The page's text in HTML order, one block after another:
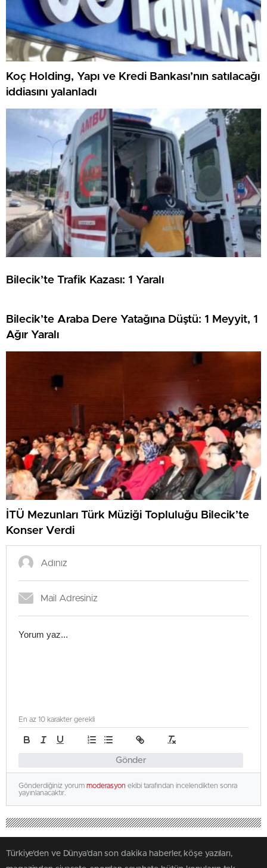
Koç Holding, Yapı ve Kredi Bankası’nın satılacağı
iddiasını yalanladı
Bilecik’te Trafik Kazası: 1 Yaralı
Bilecik’te Araba Dere Yatağına Düştü: 1 Meyyit, 1
Ağır Yaralı
İTÜ Mezunları Türk Müziği Topluluğu Bilecik’te
Konser Verdi
Gönder
En az 10 karakter gerekli
Gönderdiğiniz yorum moderasyon ekibi tarafından incelendikten sonra
yayınlanacaktır.
Türkiye'den ve Dünya’dan son dakika haberler, köşe yazıları,